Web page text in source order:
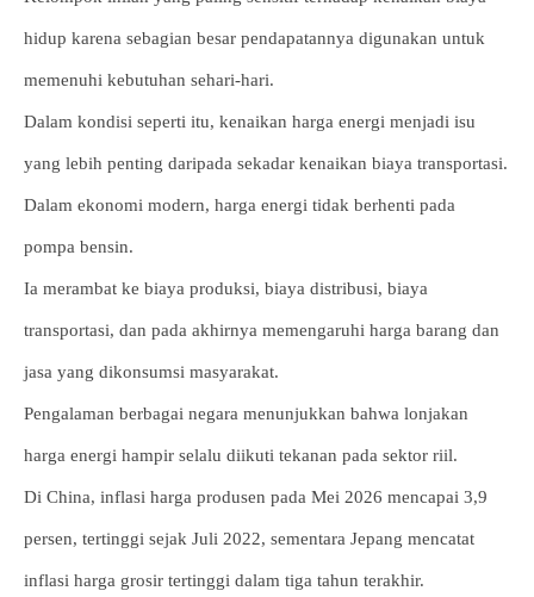
hidup karena sebagian besar pendapatannya digunakan untuk
memenuhi kebutuhan sehari-hari.
Dalam kondisi seperti itu, kenaikan harga energi menjadi isu
yang lebih penting daripada sekadar kenaikan biaya transportasi.
Dalam ekonomi modern, harga energi tidak berhenti pada
pompa bensin.
Ia merambat ke biaya produksi, biaya distribusi, biaya
transportasi, dan pada akhirnya memengaruhi harga barang dan
jasa yang dikonsumsi masyarakat.
Pengalaman berbagai negara menunjukkan bahwa lonjakan
harga energi hampir selalu diikuti tekanan pada sektor riil.
Di China, inflasi harga produsen pada Mei 2026 mencapai 3,9
persen, tertinggi sejak Juli 2022, sementara Jepang mencatat
inflasi harga grosir tertinggi dalam tiga tahun terakhir.